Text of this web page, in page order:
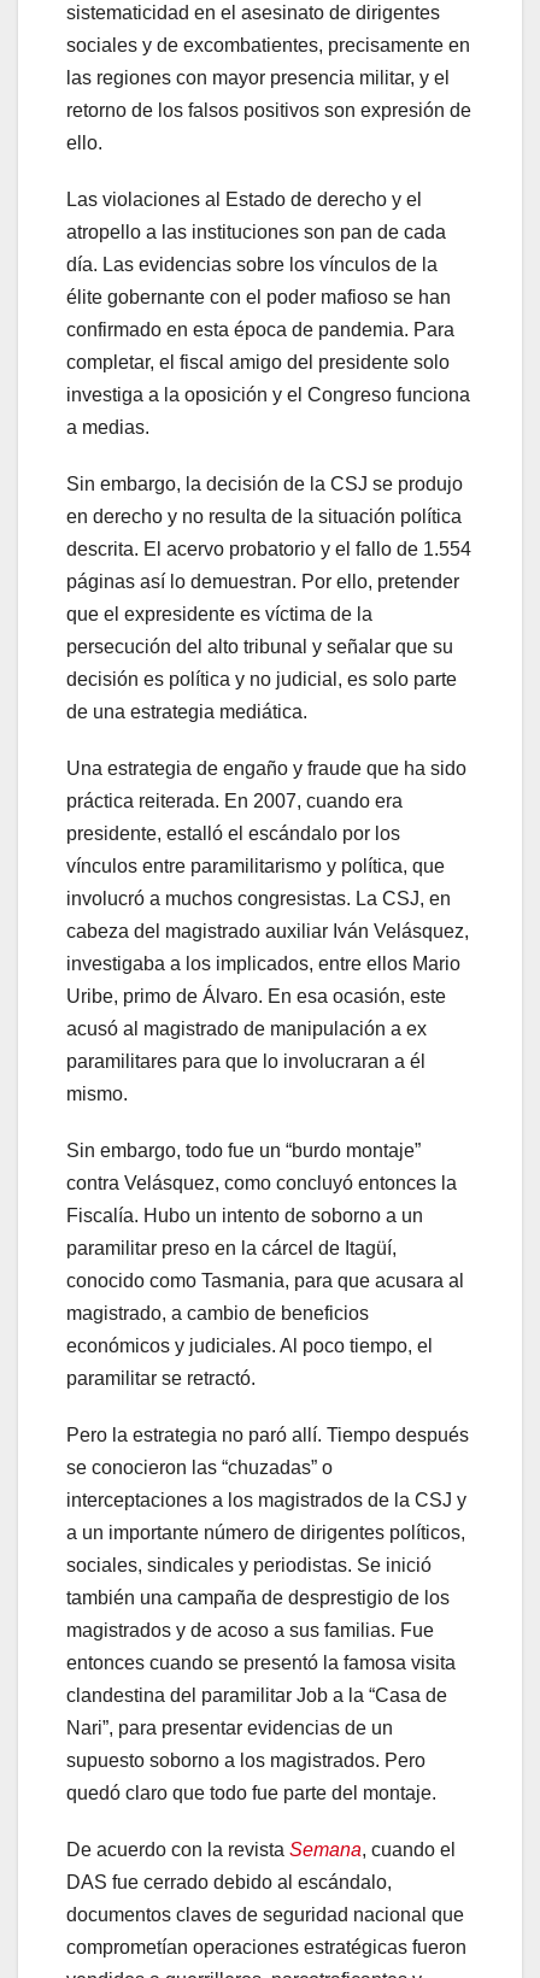
sistematicidad en el asesinato de dirigentes
sociales y de excombatientes, precisamente en
las regiones con mayor presencia militar, y el
retorno de los falsos positivos son expresión de
ello.
Las violaciones al Estado de derecho y el
atropello a las instituciones son pan de cada
día. Las evidencias sobre los vínculos de la
élite gobernante con el poder mafioso se han
confirmado en esta época de pandemia. Para
completar, el fiscal amigo del presidente solo
investiga a la oposición y el Congreso funciona
a medias.
Sin embargo, la decisión de la CSJ se produjo
en derecho y no resulta de la situación política
descrita. El acervo probatorio y el fallo de 1.554
páginas así lo demuestran. Por ello, pretender
que el expresidente es víctima de la
persecución del alto tribunal y señalar que su
decisión es política y no judicial, es solo parte
de una estrategia mediática.
Una estrategia de engaño y fraude que ha sido
práctica reiterada. En 2007, cuando era
presidente, estalló el escándalo por los
vínculos entre paramilitarismo y política, que
involucró a muchos congresistas. La CSJ, en
cabeza del magistrado auxiliar Iván Velásquez,
investigaba a los implicados, entre ellos Mario
Uribe, primo de Álvaro. En esa ocasión, este
acusó al magistrado de manipulación a ex
paramilitares para que lo involucraran a él
mismo.
Sin embargo, todo fue un “burdo montaje”
contra Velásquez, como concluyó entonces la
Fiscalía. Hubo un intento de soborno a un
paramilitar preso en la cárcel de Itagüí,
conocido como Tasmania, para que acusara al
magistrado, a cambio de beneficios
económicos y judiciales. Al poco tiempo, el
paramilitar se retractó.
Pero la estrategia no paró allí. Tiempo después
se conocieron las “chuzadas” o
interceptaciones a los magistrados de la CSJ y
a un importante número de dirigentes políticos,
sociales, sindicales y periodistas. Se inició
también una campaña de desprestigio de los
magistrados y de acoso a sus familias. Fue
entonces cuando se presentó la famosa visita
clandestina del paramilitar Job a la “Casa de
Nari”, para presentar evidencias de un
supuesto soborno a los magistrados. Pero
quedó claro que todo fue parte del montaje.
De acuerdo con la revista Semana, cuando el
DAS fue cerrado debido al escándalo,
documentos claves de seguridad nacional que
comprometían operaciones estratégicas fueron